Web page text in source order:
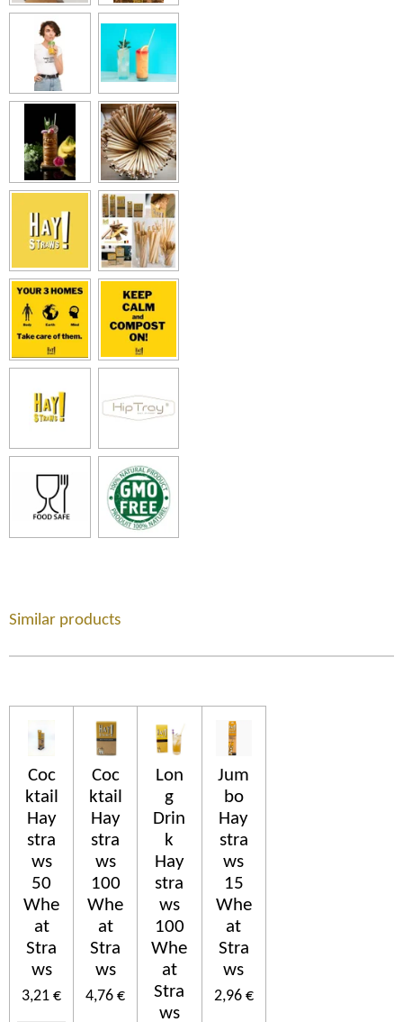
Similar products
Coc
ktail
Hay
stra
ws
50
Whe
at
Stra
ws
3,21 €
Coc
ktail
Hay
stra
ws
100
Whe
at
Stra
ws
4,76 €
Lon
g
Drin
k
Hay
stra
ws
100
Whe
at
Stra
ws
Jum
bo
Hay
stra
ws
15
Whe
at
Stra
ws
2,96 €